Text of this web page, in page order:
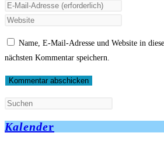
deinen
Namen
Benutzernamen
Kommentieren
Gib
deine
zum
ein
Gib
ein
Name, E-Mail-Adresse und Website in
nächsten Kommentar speichern.
Kalender